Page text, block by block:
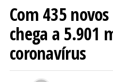
Com 435
chega a 5.901
coronavírus